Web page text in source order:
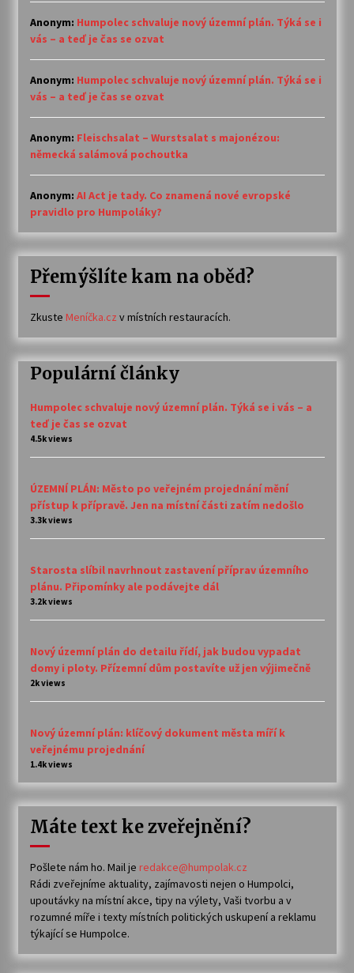
Anonym: Humpolec schvaluje nový územní plán. Týká se i
vás – a teď je čas se ozvat
Anonym: Humpolec schvaluje nový územní plán. Týká se i
vás – a teď je čas se ozvat
Anonym: Fleischsalat – Wurstsalat s majonézou:
německá salámová pochoutka
Anonym: AI Act je tady. Co znamená nové evropské
pravidlo pro Humpoláky?
Přemýšlíte kam na oběd?
Zkuste Meníčka.cz v místních restauracích.
Populární články
Humpolec schvaluje nový územní plán. Týká se i vás – a
teď je čas se ozvat
4.5k views
ÚZEMNÍ PLÁN: Město po veřejném projednání mění
přístup k přípravě. Jen na místní části zatím nedošlo
3.3k views
Starosta slíbil navrhnout zastavení příprav územního
plánu. Připomínky ale podávejte dál
3.2k views
Nový územní plán do detailu řídí, jak budou vypadat
domy i ploty. Přízemní dům postavíte už jen výjimečně
2k views
Nový územní plán: klíčový dokument města míří k
veřejnému projednání
1.4k views
Máte text ke zveřejnění?
Pošlete nám ho. Mail je redakce@humpolak.cz
Rádi zveřejníme aktuality, zajímavosti nejen o Humpolci,
upoutávky na místní akce, tipy na výlety, Vaši tvorbu a v
rozumné míře i texty místních politických uskupení a reklamu
týkající se Humpolce.